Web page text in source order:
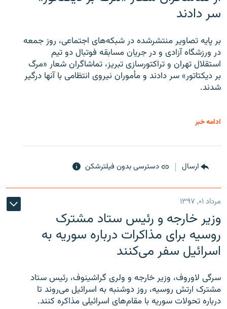
سر دادند
بر پایه تصاویر منتشرشده در شبکه‌های اجتماعی، روز جمعه
در ورزشگاه آزادی و در جریان مسابقه فوتبال دو تیم
استقلال تهران و تراکتورسازی تبریز، تماشاگران شعار «مرگ
بر دیکتاتور» سر دادند و مأموران نیروی انتظامی با آنها درگیر
شدند.
ادامه خبر
ارسال دسترسی بدون فیلترشکن
مرداد ۰۱, ۱۳۹۷
وزیر خارجه و رئیس‌ ستاد مشترک
روسیه برای مذاکرات درباره سوریه به
اسرائیل سفر می‌کنند
سرگی لاوروف، وزیر خارجه و ولری گراشینوف، رئیس ستاد
مشترک ارتش روسیه، روز دوشنبه به اسرائیل می‌روند تا
درباره تحولات سوریه با مقام‌های اسرائیلی مذاکره کنند.